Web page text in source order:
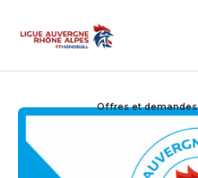
Offres et demandes